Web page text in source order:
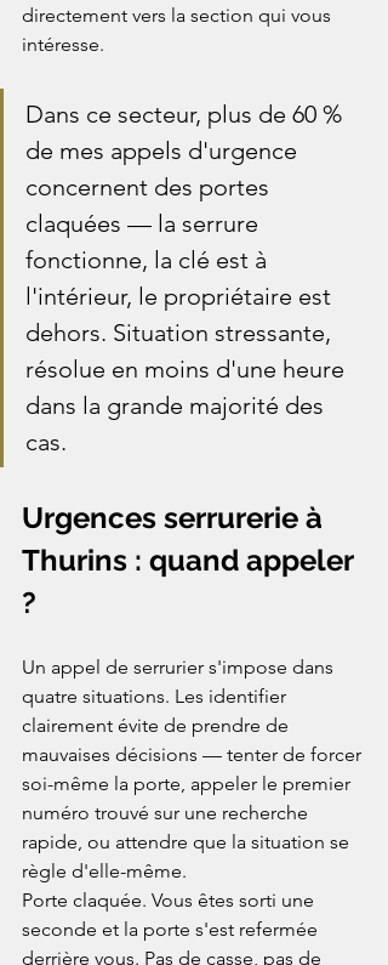
directement vers la section qui vous
intéresse.
Dans ce secteur, plus de 60 %
de mes appels d'urgence
concernent des portes
claquées — la serrure
fonctionne, la clé est à
l'intérieur, le propriétaire est
dehors. Situation stressante,
résolue en moins d'une heure
dans la grande majorité des
cas.
Urgences serrurerie à
Thurins : quand appeler
?
Un appel de serrurier s'impose dans
quatre situations. Les identifier
clairement évite de prendre de
mauvaises décisions — tenter de forcer
soi-même la porte, appeler le premier
numéro trouvé sur une recherche
rapide, ou attendre que la situation se
règle d'elle-même.
Porte claquée. Vous êtes sorti une
seconde et la porte s'est refermée
derrière vous. Pas de casse, pas de